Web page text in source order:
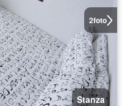
2foto
Stanza